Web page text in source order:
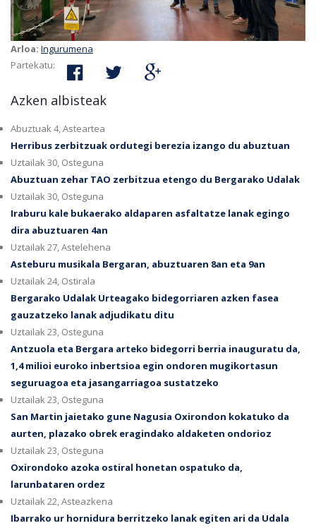
Arloa: Ingurumena
Partekatu:
Azken albisteak
Abuztuak 4, Asteartea
Herribus zerbitzuak ordutegi berezia izango du abuztuan
Uztailak 30, Osteguna
Abuztuan zehar TAO zerbitzua etengo du Bergarako Udalak
Uztailak 30, Osteguna
Iraburu kale bukaerako aldaparen asfaltatze lanak egingo
dira abuztuaren 4an
Uztailak 27, Astelehena
Asteburu musikala Bergaran, abuztuaren 8an eta 9an
Uztailak 24, Ostirala
Bergarako Udalak Urteagako bidegorriaren azken fasea
gauzatzeko lanak adjudikatu ditu
Uztailak 23, Osteguna
Antzuola eta Bergara arteko bidegorri berria inauguratu da,
1,4 milioi euroko inbertsioa egin ondoren mugikortasun
seguruagoa eta jasangarriagoa sustatzeko
Uztailak 23, Osteguna
San Martin jaietako gune Nagusia Oxirondon kokatuko da
aurten, plazako obrek eragindako aldaketen ondorioz
Uztailak 23, Osteguna
Oxirondoko azoka ostiral honetan ospatuko da,
larunbataren ordez
Uztailak 22, Asteazkena
Ibarrako ur hornidura berritzeko lanak egiten ari da Udala